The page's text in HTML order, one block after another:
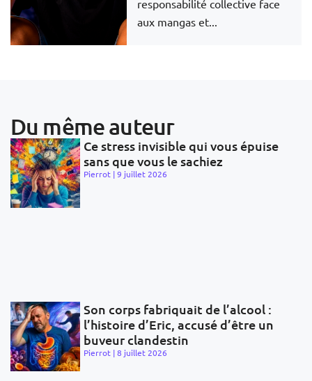
responsabilité collective face
aux mangas et...
Du même auteur
Ce stress invisible qui vous épuise
sans que vous le sachiez
Pierrot 9 juillet 2026
Son corps fabriquait de l’alcool :
l’histoire d’Eric, accusé d’être un
buveur clandestin
Pierrot 8 juillet 2026